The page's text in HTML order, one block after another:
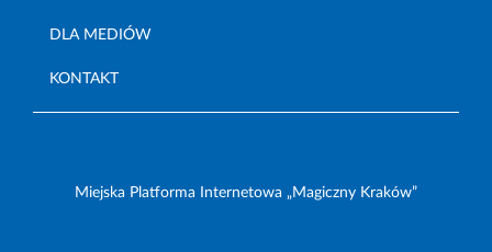
DLA MEDIÓW
KONTAKT
Miejska Platforma Internetowa „Magiczny Kraków”